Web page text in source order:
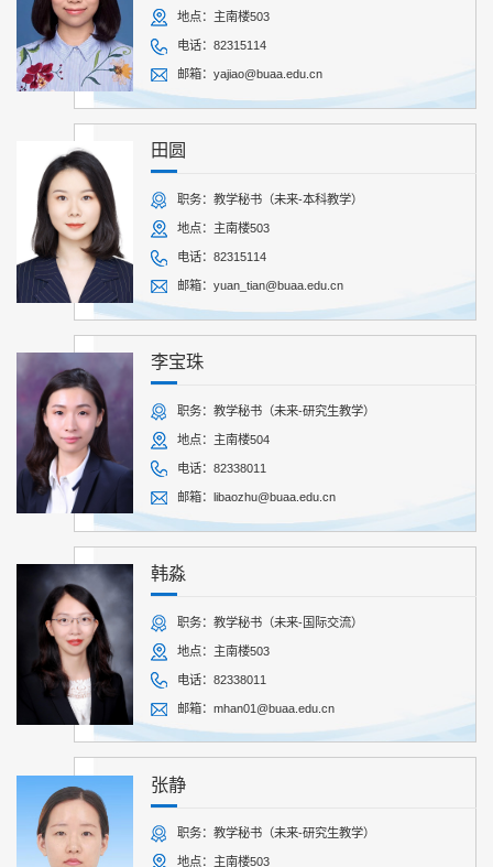
地点：主南楼503
电话：82315114
邮箱：yajiao@buaa.edu.cn
田圆
职务：教学秘书（未来-本科教学）
地点：主南楼503
电话：82315114
邮箱：yuan_tian@buaa.edu.cn
李宝珠
职务：教学秘书（未来-研究生教学）
地点：主南楼504
电话：82338011
邮箱：libaozhu@buaa.edu.cn
韩淼
职务：教学秘书（未来-国际交流）
地点：主南楼503
电话：82338011
邮箱：mhan01@buaa.edu.cn
张静
职务：教学秘书（未来-研究生教学）
地点：主南楼503